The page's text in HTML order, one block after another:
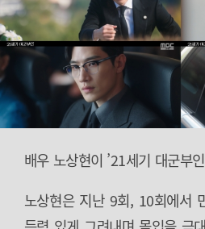
배우 노상현이 ’21세기 대군부
노상현은 지난 9회, 10회에서